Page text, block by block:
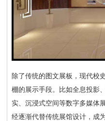
除了传统的图文展板，现代校
棚的展示手段。比如全息投影
实、沉浸式空间等数字多媒体
经逐渐代替传统展馆设计，成